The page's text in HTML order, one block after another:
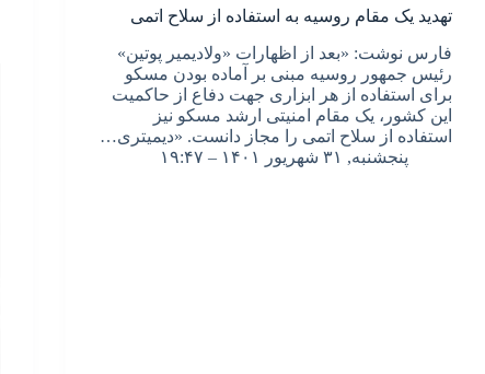
تهدید یک مقام روسیه به استفاده از سلاح اتمی
فارس نوشت: «بعد از اظهارات «ولادیمیر پوتین»
رئیس جمهور روسیه مبنی بر آماده بودن مسکو
برای استفاده از هر ابزاری جهت دفاع از حاکمیت
این کشور، یک مقام امنیتی ارشد مسکو نیز
استفاده از سلاح اتمی را مجاز دانست. «دیمیتری…
پنجشنبه, ۳۱ شهریور ۱۴۰۱ – ۱۹:۴۷